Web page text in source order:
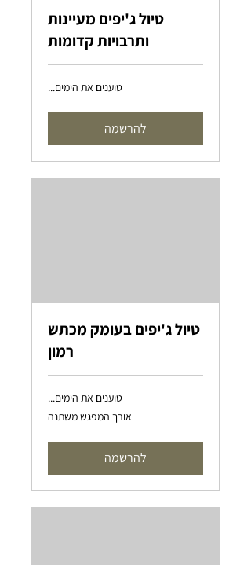
טיול ג'יפים מעיינות
ותרבויות קדומות
טוענים את הימים...
להרשמה
טיול ג'יפים בעומק מכתש
רמון
טוענים את הימים...
אורך המפגש משתנה
להרשמה